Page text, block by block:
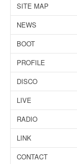
SITE MAP
NEWS
BOOT
PROFILE
DISCO
LIVE
RADIO
LINK
CONTACT